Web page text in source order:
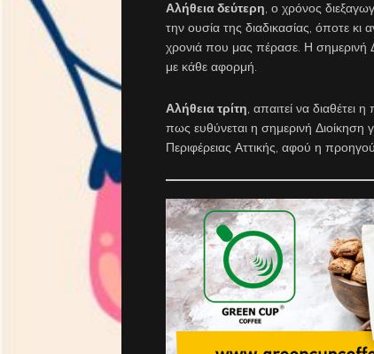
Αλήθεια δεύτερη, ο χρόνος
την ουσία της διαδικασίας, όποτε κι
χρονιά που μας πέρασε. Η σημερινή
με κάθε αφορμή.
Αλήθεια τρίτη, απαιτεί να διαθέτει
πως ευθύνεται η σημερινή Διοίκηση
Περιφέρειας Αττικής, αφού η